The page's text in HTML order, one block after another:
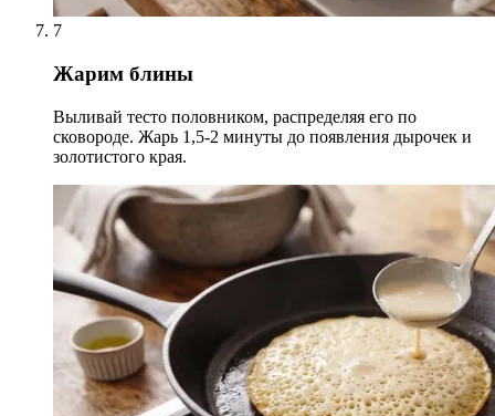
7
Жарим блины
Выливай тесто половником, распределяя его по
сковороде. Жарь 1,5-2 минуты до появления дырочек и
золотистого края.